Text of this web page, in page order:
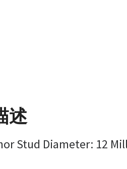
述
Stud Diameter: 12